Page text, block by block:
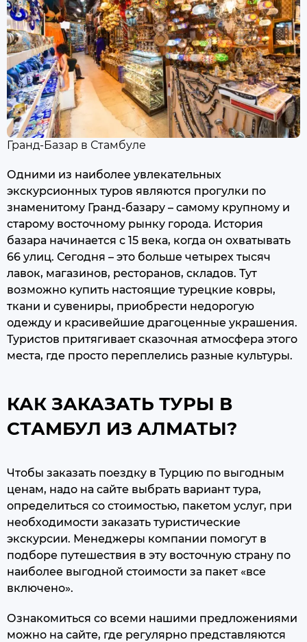
Гранд-Базар в Стамбуле
Одними из наиболее увлекательных
экскурсионных туров являются прогулки по
знаменитому Гранд-базару – самому крупному и
старому восточному рынку города. История
базара начинается с 15 века, когда он охватывать
66 улиц. Сегодня – это больше четырех тысяч
лавок, магазинов, ресторанов, складов. Тут
возможно купить настоящие турецкие ковры,
ткани и сувениры, приобрести недорогую
одежду и красивейшие драгоценные украшения.
Туристов притягивает сказочная атмосфера этого
места, где просто переплелись разные культуры.
КАК ЗАКАЗАТЬ ТУРЫ В
СТАМБУЛ ИЗ АЛМАТЫ?
Чтобы заказать поездку в Турцию по выгодным
ценам, надо на сайте выбрать вариант тура,
определиться со стоимостью, пакетом услуг, при
необходимости заказать туристические
экскурсии. Менеджеры компании помогут в
подборе путешествия в эту восточную страну по
наиболее выгодной стоимости за пакет «все
включено».
Ознакомиться со всеми нашими предложениями
можно на сайте, где регулярно представляются